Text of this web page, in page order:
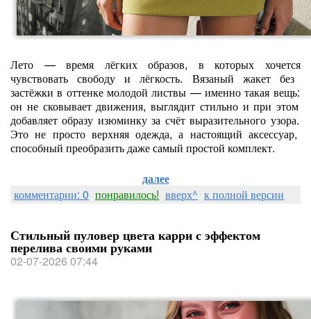
Лето — время лёгкихобразов, в которых хочется
чувствовать свободу и лёгкость. Вязаный жакетбез
застёжки в оттенкемолодой листвы — именно такая вещь:
он несковываетдвижения, выглядит стильнои при этом
добавляет образу изюминкуза счётвыразительного узора.
Это не простоверхняяодежда, а настоящий аксессуар,
способный преобразитьдажесамый простой комплект.
далее
комментарии: 0 понравилось! вверх^ к полной версии
Стильный пуловер цвета карри с эффектом
перелива своими руками
02-07-2026 07:44